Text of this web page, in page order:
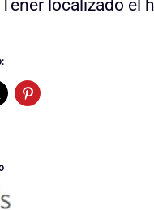
Tener localizado el